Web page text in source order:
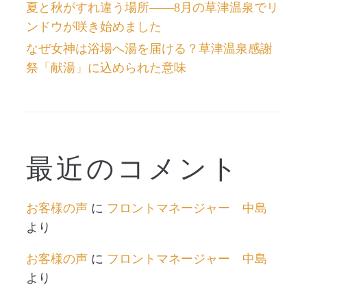
夏と秋がすれ違う場所――8月の草津温泉でリ
ンドウが咲き始めました
なぜ女神は浴場へ湯を届ける？草津温泉感謝
祭「献湯」に込められた意味
最近のコメント
お客様の声 に フロントマネージャー 中島
より
お客様の声 に フロントマネージャー 中島
より